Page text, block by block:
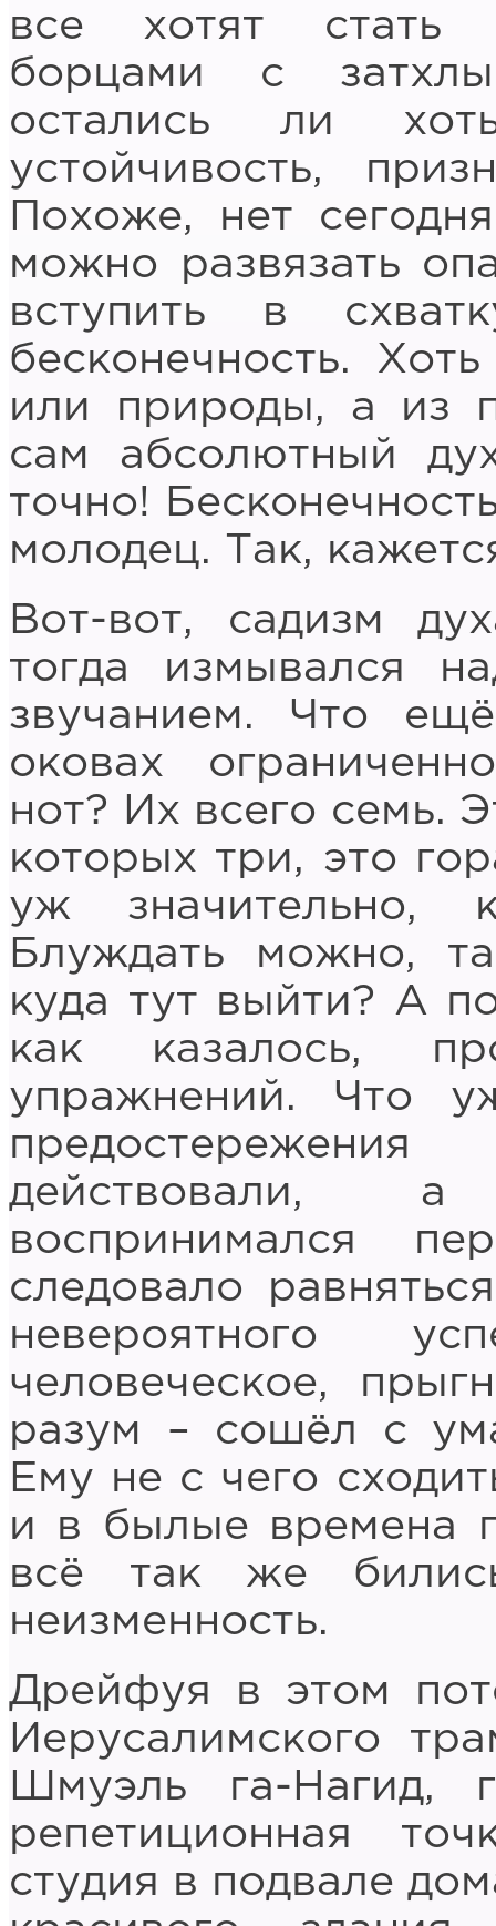
все хотят стать
борцами с
остались ли
устойчивость,
Похоже, нет
можно развязать
вступить в
бесконечность.
или природы, а из
сам абсолютный
точно!
молодец. Так,
Вот-вот, садизм
тогда измывался
звучанием. Что
оковах
нот? Их всего семь.
которых три, это
уж значительно,
Блуждать можно,
куда тут выйти? А
как казалось,
упражнений. Что
действовали,
воспринимался
следовало
невероятного
человеческое,
разум – сошёл с
Ему не с чего
и в былые времена
всё так же
неизменность.
Дрейфуя в этом
Иерусалимского
Шмуэль га-Нагид,
репетиционная
студия в подвале